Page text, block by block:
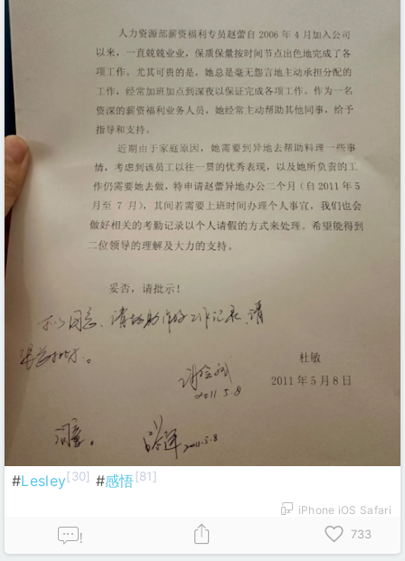
#Lesley[30] #感悟[81]
iPhone iOS Safari
! 733